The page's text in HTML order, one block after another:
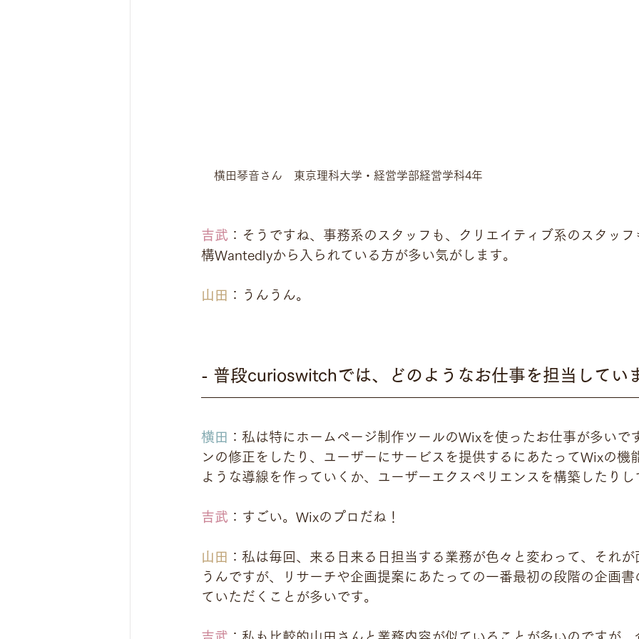
横田琴音さん　東京理科大学・経営学部経営学科4年
吉武 ：そうですね、事務系のスタッフも、クリエイティブ系のスタッ
構Wantedlyから入られている方が多い気がします。
山田 ：うんうん。
- 普段curioswitchでは、どのようなお仕事を担当してい
横田 ：私は特にホームページ制作ツールのWixを使ったお仕事が多いで
ンの修正をしたり、ユーザーにサービスを提供するにあたってWixの機
ような導線を作っていくか、ユーザーエクスペリエンスを構築したりし
吉武 ：すごい。Wixのプロだね！
山田 ：私は毎回、来る日来る日担当する業務が色々と変わって、それ
うんですが、リサーチや企画提案にあたっての一番最初の段階の企画書
ていただくことが多いです。